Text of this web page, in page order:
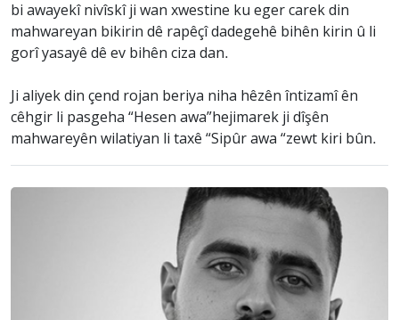
bi awayekî nivîskî ji wan xwestine ku eger carek din
mahwareyan bikirin dê rapêçî dadegehê bihên kirin û li
gorî yasayê dê ev bihên ciza dan.
Ji aliyek din çend rojan beriya niha hêzên întizamî ên
cêhgir li pasgeha “Hesen awa”hejimarek ji dîşên
mahwareyên wilatiyan li taxê “Sipûr awa “zewt kiri bûn.